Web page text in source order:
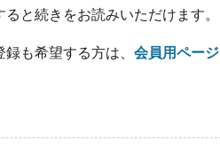
と続きをお読みいただけます。
も希望する方は、 会員用ページ